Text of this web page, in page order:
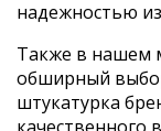
надежностью
Также в нашем
обширный
штукатурка